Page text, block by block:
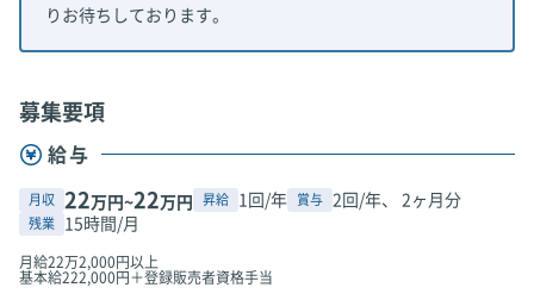
りお待ちしております。
募集要項
給与
月収 22万円~22万円 昇給 1回/年 賞与 2回/年、 2ヶ月分
残業 15時間/月
月給22万2,000円以上
基本給222,000円＋登録販売者資格手当